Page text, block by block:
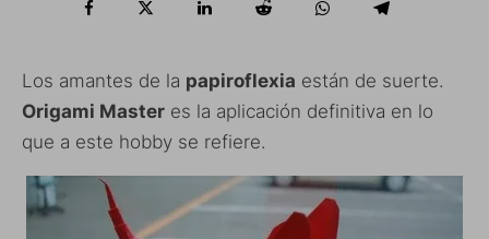
Los amantes de la papiroflexia están de suerte.
Origami Master es la aplicación definitiva en lo
que a este hobby se refiere.